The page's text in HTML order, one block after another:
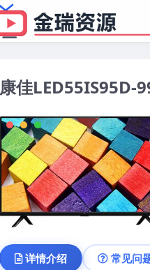
康佳LED55IS95D-
详情介绍 常见问